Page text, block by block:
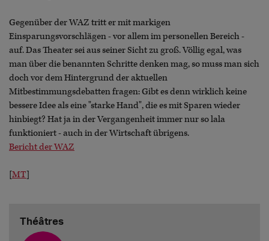
Gegenüber der WAZ tritt er mit markigen
Einsparungsvorschlägen - vor allem im personellen Bereich -
auf. Das Theater sei aus seiner Sicht zu groß. Völlig egal, was
man über die benannten Schritte denken mag, so muss man sich
doch vor dem Hintergrund der aktuellen
Mitbestimmungsdebatten fragen: Gibt es denn wirklich keine
bessere Idee als eine "starke Hand", die es mit Sparen wieder
hinbiegt? Hat ja in der Vergangenheit immer nur so lala
funktioniert - auch in der Wirtschaft übrigens.
Bericht der WAZ
[MT]
Théâtres